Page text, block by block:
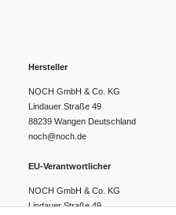
Hersteller
NOCH GmbH & Co. KG
Lindauer Straße 49
88239 Wangen Deutschland
noch@noch.de
EU-Verantwortlicher
NOCH GmbH & Co. KG
Lindauer Straße 49